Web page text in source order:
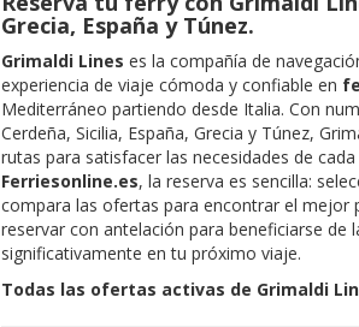
Grecia, España y Túnez.
Grimaldi Lines es la compañía de
experiencia de viaje cómoda y confiable en
Mediterráneo partiendo desde Italia. Con
Cerdeña, Sicilia, España, Grecia y Túnez,
rutas para satisfacer las necesidades de
Ferriesonline.es, la reserva es sencilla:
compara las ofertas para encontrar el mejor
reservar con antelación para beneficiarse
significativamente en tu próximo viaje.
Todas las ofertas activas de Grimaldi